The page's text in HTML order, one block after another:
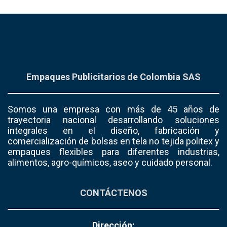
Empaques Publicitarios de Colombia SAS
Somos una empresa con más de 45 años de
trayectoria nacional desarrollando soluciones
integrales en el diseño, fabricación y
comercialización de bolsas en tela no tejida politex y
empaques flexibles para diferentes industrias,
alimentos, agro-químicos, aseo y cuidado personal.
CONTÁCTENOS